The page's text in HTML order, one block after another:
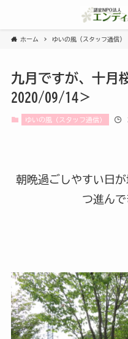
ホーム ゆいの風（スタッフ通信）
九月ですが、十月
2020/09/14＞
ゆいの風（スタッフ通信）
朝晩過ごしやすい日
つ進んで